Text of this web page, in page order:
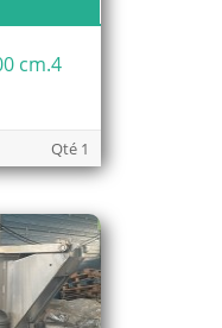
cm.4
Qté 1